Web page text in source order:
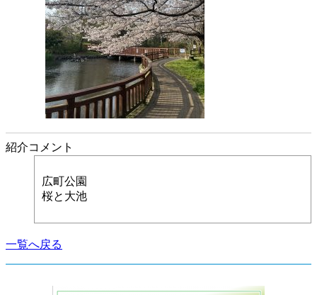
紹介コメント
広町公園
桜と大池
一覧へ戻る